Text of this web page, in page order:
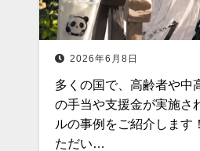
2026年6月8日
多くの国で、高齢者や中
の手当や支援金が実施さ
ルの事例をご紹介します
ただい…